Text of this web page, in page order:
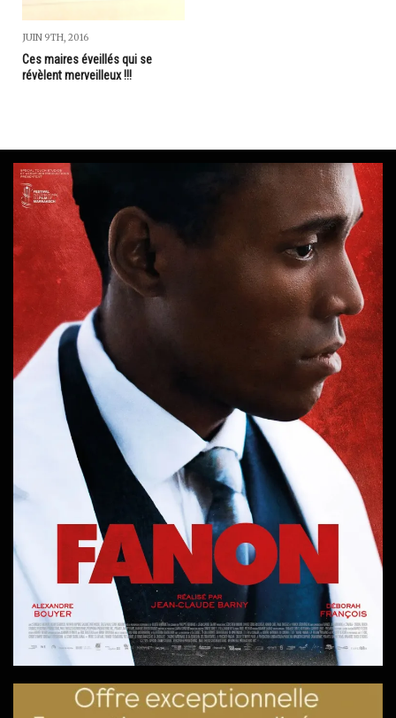
JUIN 9TH, 2016
Ces maires éveillés qui se
révèlent merveilleux !!!